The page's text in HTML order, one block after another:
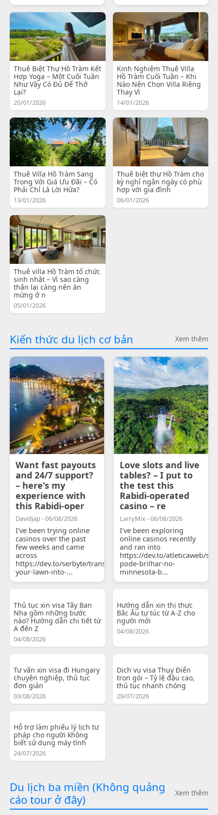
Thuê Biệt Thự Hồ Tràm Kết
Hợp Yoga – Một Cuối Tuần
Như Vậy Có Đủ Để Thở
Lại?
20/01/2026
Kinh Nghiệm Thuê Villa
Hồ Tràm Cuối Tuần – Khi
Nào Nên Chọn Villa Riêng
Thay Vì
14/01/2026
Thuê Villa Hồ Tràm Sang
Trọng Với Giá Ưu Đãi – Có
Phải Chỉ Là Lời Hứa?
13/01/2026
Thuê biệt thự Hồ Tràm cho
kỳ nghỉ ngắn ngày có phù
hợp với gia đình
06/01/2026
Thuê villa Hồ Tràm tổ chức
sinh nhật – Vì sao càng
thân lại càng nên ăn
mừng ở n
05/01/2026
Kiến thức du lịch cơ bản Xem thêm
Want fast payouts
and 24/7 support?
– here's my
experience with
this Rabidi-oper
Davidjap - 06/08/2026
I've been trying online
casinos over the past
few weeks and came
across
https://dev.to/serbyte/transform-
your-lawn-into-...
Love slots and live
tables? – I put to
the test this
Rabidi-operated
casino – re
LarryMix - 06/08/2026
I've been exploring
online casinos recently
and ran into
https://dev.to/atleticaweb/
pode-brilhar-no-
minnesota-b...
Thủ tục xin visa Tây Ban
Nha gồm những bước
nào? Hướng dẫn chi tiết từ
A đến Z
04/08/2026
Hướng dẫn xin thị thực
Bắc Âu tự túc từ A-Z cho
người mới
04/08/2026
Tư vấn xin visa đi Hungary
chuyên nghiệp, thủ tục
đơn giản
03/08/2026
Dịch vụ visa Thụy Điển
trọn gói – Tỷ lệ đậu cao,
thủ tục nhanh chóng
29/07/2026
Hỗ trợ làm phiếu lý lịch tư
pháp cho người không
biết sử dụng máy tính
24/07/2026
Du lịch ba miền (Không quảng
cáo tour ở đây)
Xem thêm